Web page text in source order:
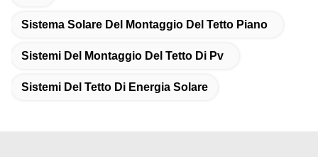
Sistema Solare Del Montaggio Del Tetto Piano
Sistemi Del Montaggio Del Tetto Di Pv
Sistemi Del Tetto Di Energia Solare